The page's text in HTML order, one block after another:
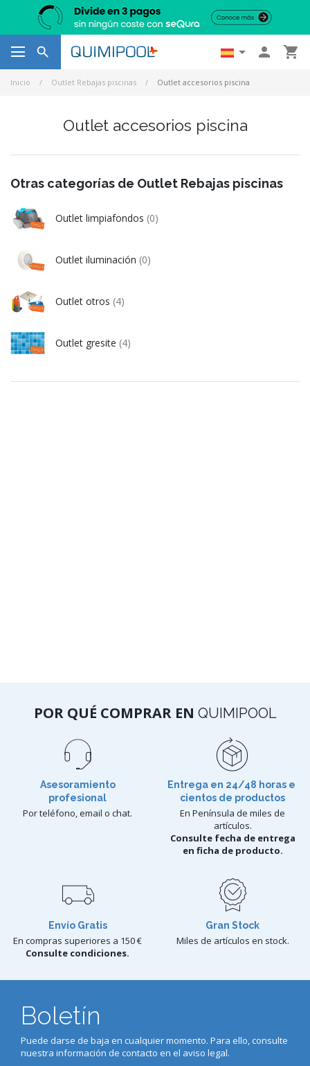
   
Inicio Outlet Rebajas piscinas Outlet accesorios piscina
Outlet accesorios piscina
Otras categorías de Outlet Rebajas piscinas
Outlet limpiafondos (0)
Outlet iluminación (0)
Outlet otros (4)
Outlet gresite (4)
POR QUÉ COMPRAR EN QUIMIPOOL
Asesoramiento
profesional
Por teléfono, email o chat.
Entrega en 24/48 horas e
cientos de productos
En Península de miles de
artículos.
Consulte fecha de entrega
en ficha de producto.
Envío Gratis
En compras superiores a 150 €
Consulte condiciones.
Gran Stock
Miles de artículos en stock.
Boletín
Puede darse de baja en cualquier momento. Para ello, consulte
nuestra información de contacto en el aviso legal.